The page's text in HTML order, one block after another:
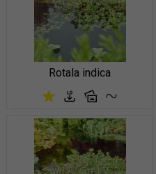
Rotala indica